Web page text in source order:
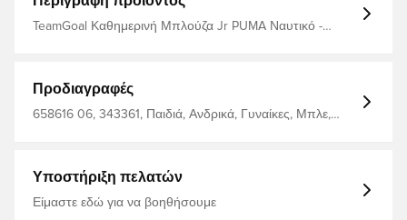
TeamGoal Καθημερινή Μπλούζα Jr PUMA Ναυτικό -
Προδιαγραφές
658616 06, 343361, Παιδιά, Ανδρικά, Γυναίκες, Μπλε,
Υποστήριξη πελατών
Είμαστε εδώ για να βοηθήσουμε